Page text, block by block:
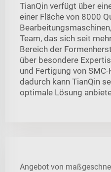
TianQin verfügt über
einer Fläche von 8000
Team, das sich seit
Bereich der
über besondere
und Fertigung von
dadurch kann TianQin
optimale Lösung
Angebot von